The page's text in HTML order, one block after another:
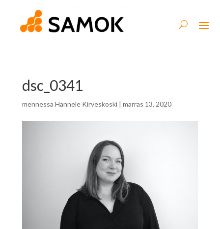
dsc_0341
mennessä Hannele Kirveskoski| marras 13, 2020